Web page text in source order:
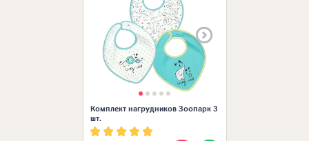
Комплект нагрудников Зоопарк 3
шт.